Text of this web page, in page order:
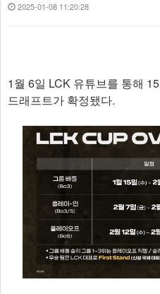
2025-01-08 11:20:28
1월 6일 LCK 유튜브를 통해
드래프트가 확정됐다.